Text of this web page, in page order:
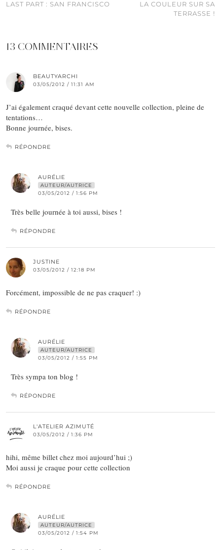
LAST PART : SAN FRANCISCO
LA COULEUR SUR SA
TERRASSE !
13 COMMENTAIRES
BEAUTYARCHI
03/05/2012 / 11:31 AM
J’ai également craqué devant cette nouvelle collection, pleine de
tentations…
Bonne journée, bises.
RÉPONDRE
AURÉLIE
AUTEUR/AUTRICE
03/05/2012 / 1:56 PM
Très belle journée à toi aussi, bises !
RÉPONDRE
JUSTINE
03/05/2012 / 12:18 PM
Forcément, impossible de ne pas craquer! :)
RÉPONDRE
AURÉLIE
AUTEUR/AUTRICE
03/05/2012 / 1:55 PM
Très sympa ton blog !
RÉPONDRE
L'ATELIER AZIMUTÉ
03/05/2012 / 1:36 PM
hihi, même billet chez moi aujourd’hui ;)
Moi aussi je craque pour cette collection
RÉPONDRE
AURÉLIE
AUTEUR/AUTRICE
03/05/2012 / 1:54 PM